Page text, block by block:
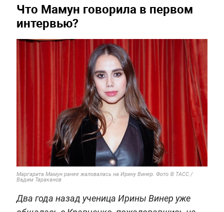
Что Мамун говорила в первом
интервью?
Маргарита Мамун ранее жаловалась на Ирину Винер. Фото © ТАСС /
Вадим Тараканов
Два года назад ученица Ирины Винер уже